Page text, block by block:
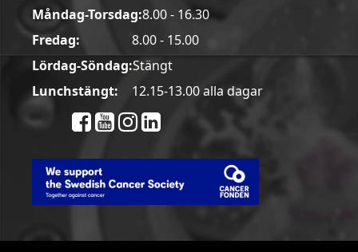
Måndag-Torsdag:8.00 - 16.30
Fredag:
8.00 - 15.00
Lördag-Söndag:Stängt
Lunchstängt:
12.15-13.00 alla dagar